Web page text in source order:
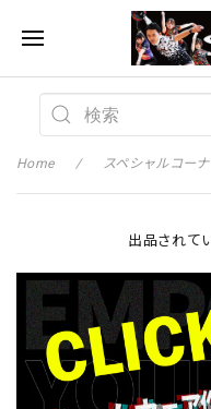
Home スペシャルコー
出品されて